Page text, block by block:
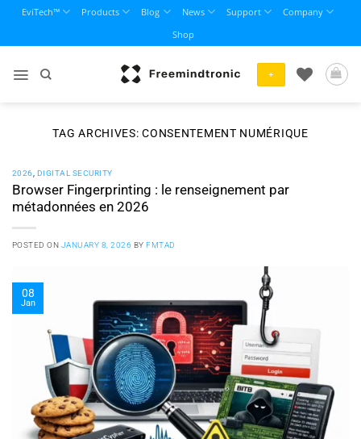
content
EviTech™ Products Blog News Support
Company
Shop
+
TAG ARCHIVES:CONSENTEMENT NUMÉRIQUE
2026 DIGITAL SECURITY
Browser Fingerprinting : le renseignement par
métadonnées en 2026
POSTED ON JANUARY 8, 2026 BYFMTAD
08
Jan